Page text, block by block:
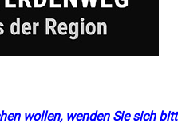
wollen, wenden Sie sich